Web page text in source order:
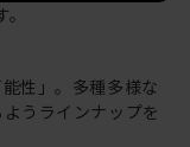
性」。多種多様な
うラインナップを